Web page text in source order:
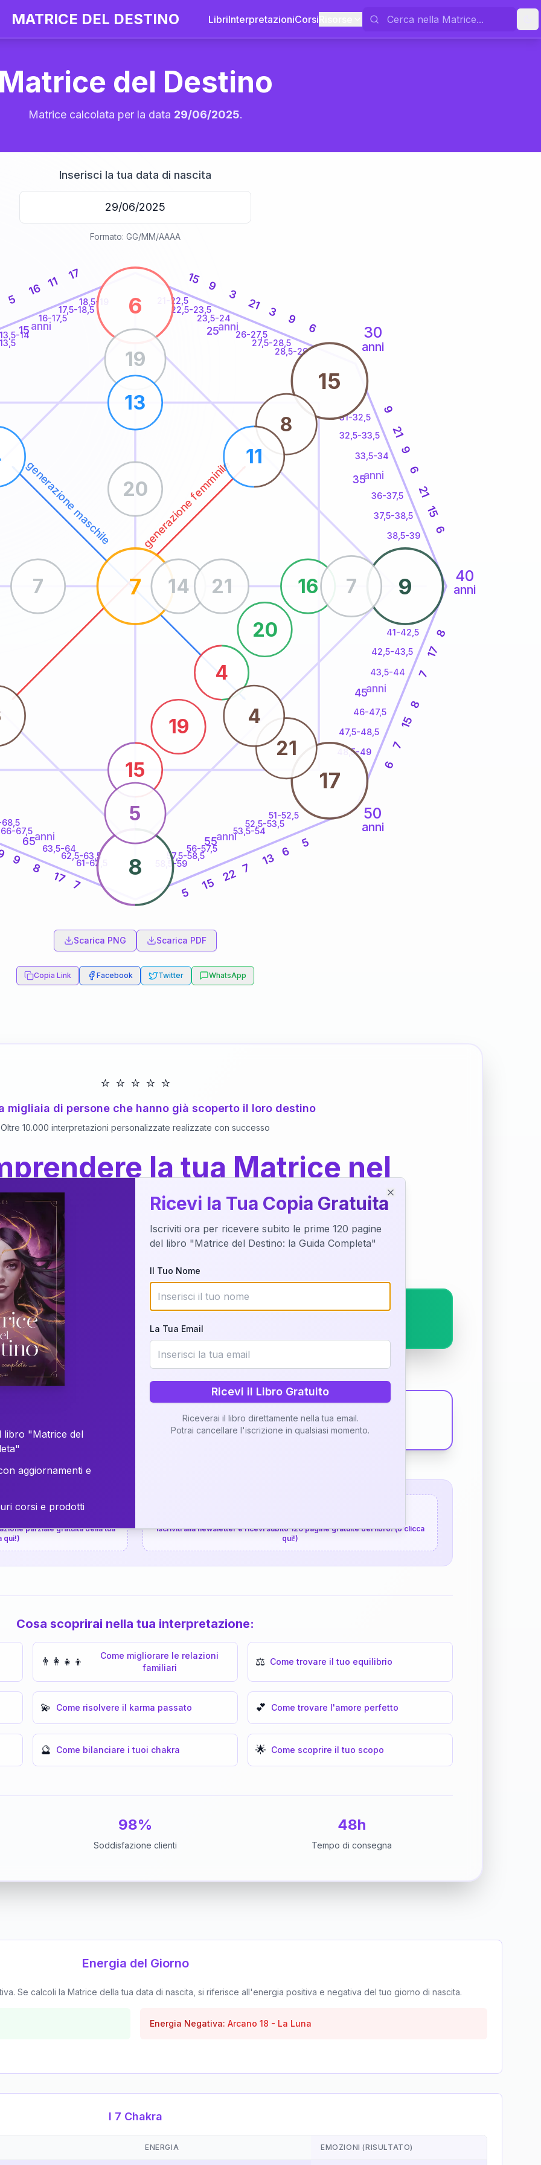
MATRICE DEL DESTINO LibriInterpretazioniCorsi
Matrice del Destino
Matrice calcolata per la data 29/06/2025.
Inserisci la tua data di nascita
Formato: GG/MM/AAAA
generazione maschile generazione femminile
20
30
anni
40
anni
50
anni
anni
13,5-14
16-17,5
17,5-18,5
18,5-19 21-22,5
22,5-23,5
23,5-24
26-27,5
27,5-28,5
28,5-29
31-32,5
32,5-33,5
33,5-34
36-37,5
37,5-38,5
38,5-39
41-42,5
42,5-43,5
43,5-44
46-47,5
47,5-48,5
48,5-49
51-52,5
52,5-53,5
53,5-54
56-57,5
57,5-58,5
58,5-59
61-62,5
62,5-63,5
63,5-64
66-67,5
68,5
5
16 11
17 15 9
3
21 3
9
6
9
21
9
6
21
15
6
8
17
7
8
15
7
6
5
6
13
7
22
15
5
7
17
8
9
6
9
8
7
15
17
15
19
4
20
16
19
7
5
13
14 21
7
20
8
11
21
4
15anni 25anni
35anni
45anni
55anni
65anni
Scarica PNG Scarica PDF
Copia Link Facebook Twitter WhatsApp
⭐ ⭐ ⭐ ⭐ ⭐
migliaia di persone che hanno già scoperto il loro destino
Oltre 10.000 interpretazioni personalizzate realizzate con successo
la tua Matrice nel
dettaglio?
della tua Matrice del Destino attraverso una nostra interpretazione
o studiando attraverso il manuale completo.
Richiedi Interpretazione
✨ Interpretazione personalizzata
Scopri il Libro
gratuita
parziale gratuita della tua
qui!)
Iscriviti alla newsletter e ricevi subito 120 pagine gratuite del libro! (o clicca
qui!)
Cosa scoprirai nella tua interpretazione:
👨‍👩‍👧‍👦
Come migliorare le relazioni
familiari
⚖️ Come trovare il tuo equilibrio
💫 Come risolvere il karma passato 💕 Come trovare l'amore perfetto
🔮 Come bilanciare i tuoi chakra 🌟 Come scoprire il tuo scopo
98%
Soddisfazione clienti
48h
Tempo di consegna
Energia del Giorno
Se calcoli la Matrice della tua data di nascita, si riferisce all'energia positiva e negativa del tuo giorno di nascita.
Energia Negativa: Arcano 18 - La Luna
I 7 Chakra
ENERGIA EMOZIONI (RISULTATO)
del Libro
libro "Matrice del
aggiornamenti e
corsi e prodotti
Ricevi la Tua Copia Gratuita
Iscriviti ora per ricevere subito le prime 120 pagine
del libro "Matrice del Destino: la Guida Completa"
Il Tuo Nome
La Tua Email
Ricevi il Libro Gratuito
Riceverai il libro direttamente nella tua email.
Potrai cancellare l'iscrizione in qualsiasi momento.